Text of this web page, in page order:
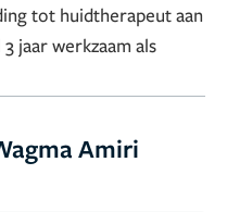
tot huidtherapeut aan
jaar werkzaam als
Amiri